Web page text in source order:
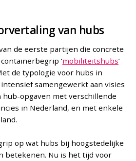
van hubs
de eerste partijen die concrete
‘mobiliteitshubs’
de typologie voor hubs in
samengewerkt aan visies
opgaven met verschillende
in Nederland, en met enkele
op wat hubs bij hoogstedelijke
betekenen. Nu is het tijd voor